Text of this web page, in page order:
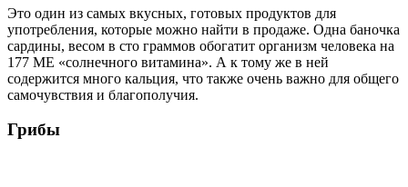
Это один из самых вкусных, готовых продуктов для
употребления, которые можно найти в продаже. Одна баночка
сардины, весом в сто граммов обогатит организм человека на
177 МЕ «солнечного витамина». А к тому же в ней
содержится много кальция, что также очень важно для общего
самочувствия и благополучия.
Грибы